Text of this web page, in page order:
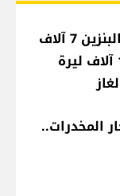
انخفاض سعر صفيحتي البنزين 7 آلاف
ليرة وارتفاع المازوت 10 آلاف ليرة
المخدرات..